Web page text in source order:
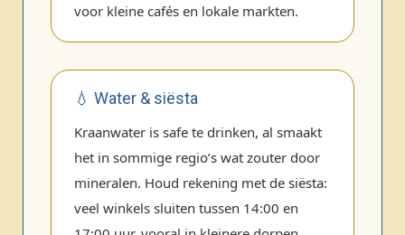
voor kleine cafés en lokale markten.
💧 Water & siësta
Kraanwater is safe te drinken, al smaakt
het in sommige regio’s wat zouter door
mineralen. Houd rekening met de siësta:
veel winkels sluiten tussen 14:00 en